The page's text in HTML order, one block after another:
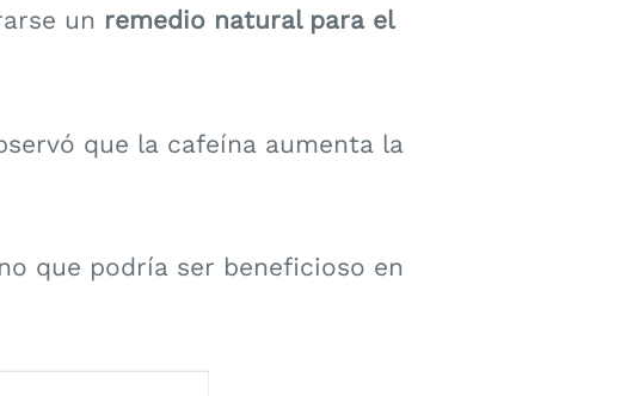
un remedio natural para el
que la cafeína aumenta la
que podría ser beneficioso en